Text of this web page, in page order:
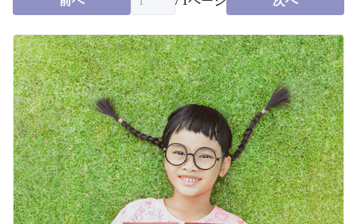
オンラインショップ会員
店舗を探す
店舗検索/来店予約
商品を探す
メガネ